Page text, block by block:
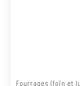
Fourrages (foin et